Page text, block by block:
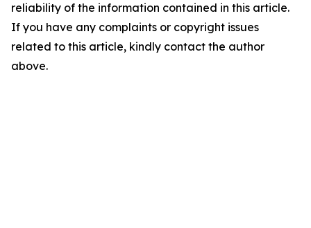
reliability of the information contained in this article.
If you have any complaints or copyright issues
related to this article, kindly contact the author
above.